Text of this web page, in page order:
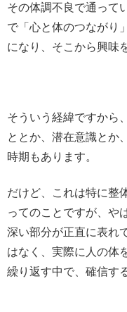
その体調不良で通って
で「心と体のつながり
になり、そこから興味
そういう経緯ですから
ととか、潜在意識とか
時期もあります。
だけど、これは特に整
ってのことですが、や
深い部分が正直に表れ
はなく、実際に人の体
繰り返す中で、確信す